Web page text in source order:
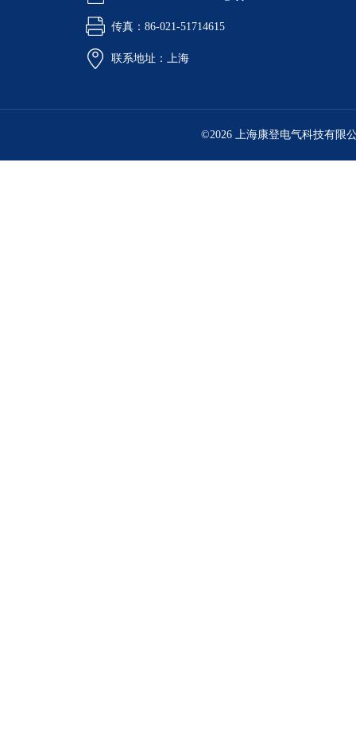
传真：86-021-51714615
联系地址：上海
©2026 上海康登电气科技有限